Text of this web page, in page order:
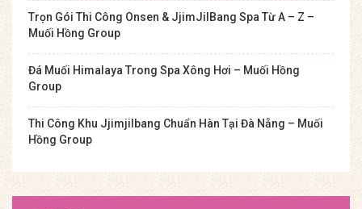
Trọn Gói Thi Công Onsen & JjimJilBang Spa Từ A – Z –
Muối Hồng Group
Đá Muối Himalaya Trong Spa Xông Hơi – Muối Hồng
Group
Thi Công Khu Jjimjilbang Chuẩn Hàn Tại Đà Nẵng – Muối
Hồng Group